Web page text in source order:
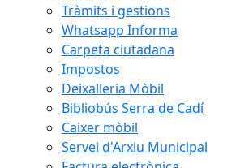
Tràmits i gestions
Whatsapp Informa
Carpeta ciutadana
Impostos
Deixalleria Mòbil
Bibliobús Serra de Cadí
Caixer mòbil
Servei d'Arxiu Municipal